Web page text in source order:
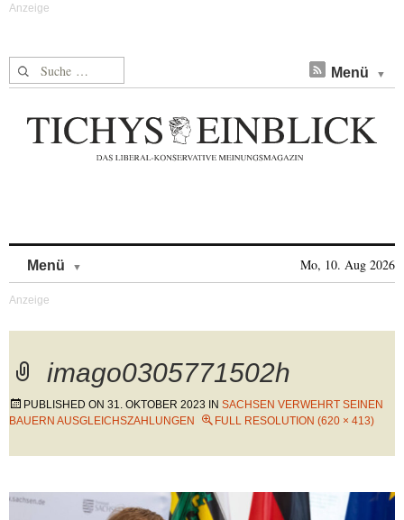
Suche nach: Menü
Menü Mo, 10. Aug 2026
imago0305771502h
PUBLISHED ON 31. OKTOBER 2023 IN SACHSEN VERWEHRT SEINEN
BAUERN AUSGLEICHSZAHLUNGEN
FULL RESOLUTION (620 × 413)